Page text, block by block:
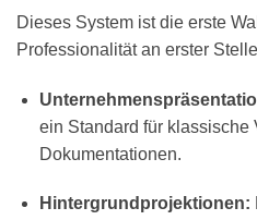
Dieses System ist die erste
Professionalität an erster
ein Standard für klassische
Dokumentationen.
Hintergrundprojektionen: